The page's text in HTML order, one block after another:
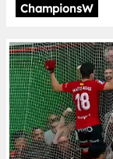
ChampionsW